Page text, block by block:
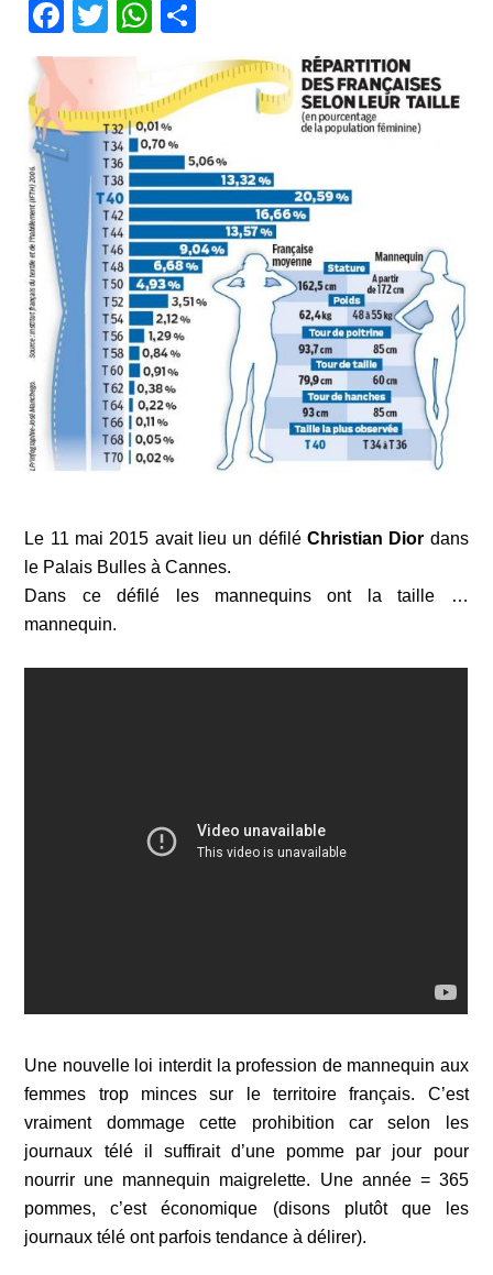
Facebook
TwitterWhatsApp
Le 11 mai 2015 avait lieu un défilé Christian Dior dans
le Palais Bulles à Cannes.
Dans ce défilé les mannequins ont la taille …
mannequin.
Une nouvelle loi interdit la profession de mannequin aux
femmes trop minces sur le territoire français. C’est
vraiment dommage cette prohibition car selon les
journaux télé il suffirait d’une pomme par jour pour
nourrir une mannequin maigrelette. Une année = 365
pommes, c’est économique (disons plutôt que les
journaux télé ont parfois tendance à délirer).